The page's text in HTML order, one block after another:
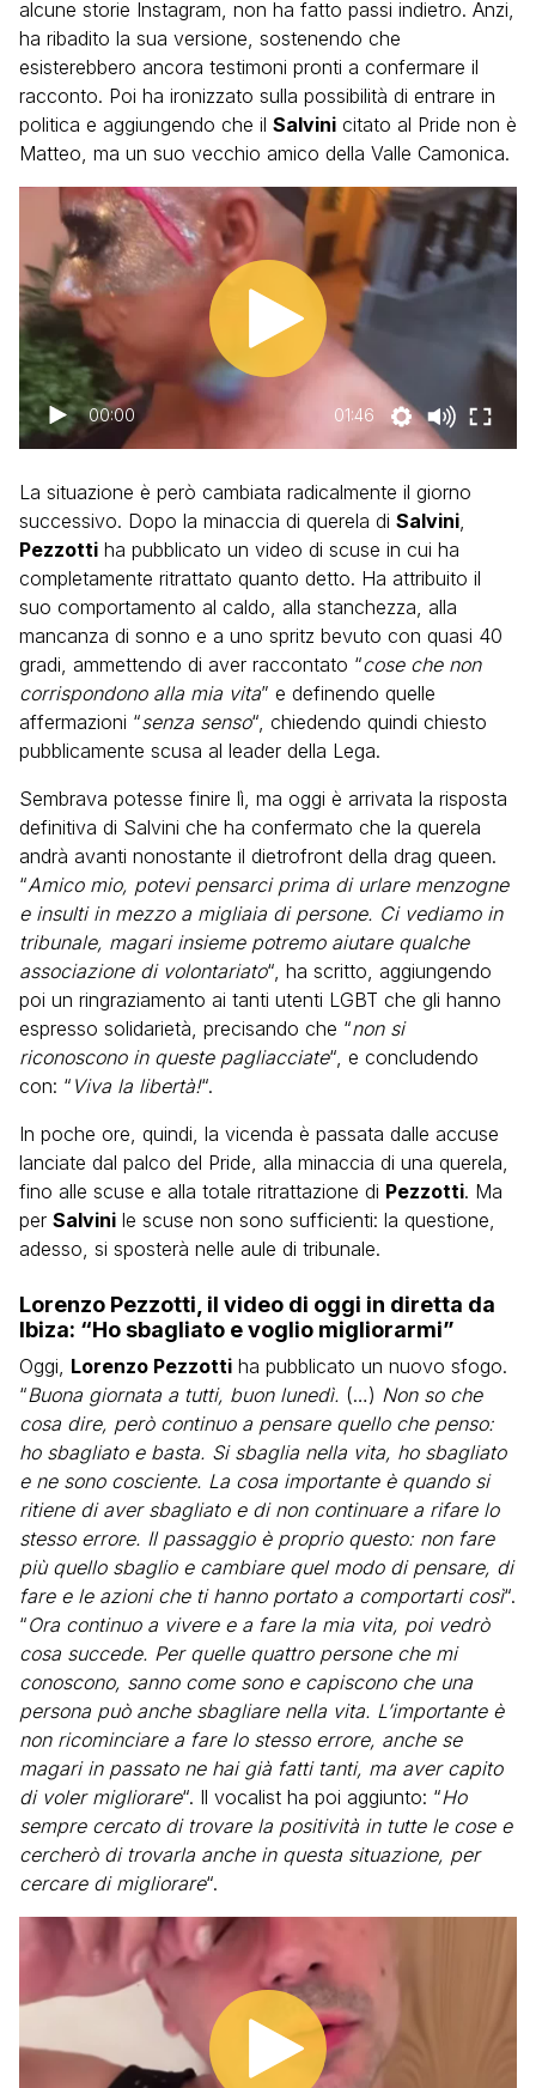
alcune storie Instagram, non ha fatto passi indietro. Anzi,
ha ribadito la sua versione, sostenendo che
esisterebbero ancora testimoni pronti a confermare il
racconto. Poi ha ironizzato sulla possibilità di entrare in
politica e aggiungendo che il Salvini citato al Pride non è
Matteo, ma un suo vecchio amico della Valle Camonica.
00:00 01:46
La situazione è però cambiata radicalmente il giorno
successivo. Dopo la minaccia di querela di Salvini,
Pezzotti ha pubblicato un video di scuse in cui ha
completamente ritrattato quanto detto. Ha attribuito il
suo comportamento al caldo, alla stanchezza, alla
mancanza di sonno e a uno spritz bevuto con quasi 40
gradi, ammettendo di aver raccontato “cose che non
corrispondono alla mia vita” e definendo quelle
affermazioni “senza senso“, chiedendo quindi chiesto
pubblicamente scusa al leader della Lega.
Sembrava potesse finire lì, ma oggi è arrivata la risposta
definitiva di Salvini che ha confermato che la querela
andrà avanti nonostante il dietrofront della drag queen.
“Amico mio, potevi pensarci prima di urlare menzogne
e insulti in mezzo a migliaia di persone. Ci vediamo in
tribunale, magari insieme potremo aiutare qualche
associazione di volontariato“, ha scritto, aggiungendo
poi un ringraziamento ai tanti utenti LGBT che gli hanno
espresso solidarietà, precisando che “non si
riconoscono in queste pagliacciate“, e concludendo
con: “ Viva la libertà!“.
In poche ore, quindi, la vicenda è passata dalle accuse
lanciate dal palco del Pride, alla minaccia di una querela,
fino alle scuse e alla totale ritrattazione di Pezzotti. Ma
per Salvini le scuse non sono sufficienti: la questione,
adesso, si sposterà nelle aule di tribunale.
Lorenzo Pezzotti, il video di oggi in diretta da
Ibiza: “Ho sbagliato e voglio migliorarmi”
Oggi, Lorenzo Pezzotti ha pubblicato un nuovo sfogo.
“Buona giornata a tutti, buon lunedì. (…) Non so che
cosa dire, però continuo a pensare quello che penso:
ho sbagliato e basta. Si sbaglia nella vita, ho sbagliato
e ne sono cosciente. La cosa importante è quando si
ritiene di aver sbagliato e di non continuare a rifare lo
stesso errore. Il passaggio è proprio questo: non fare
più quello sbaglio e cambiare quel modo di pensare, di
fare e le azioni che ti hanno portato a comportarti così“.
“Ora continuo a vivere e a fare la mia vita, poi vedrò
cosa succede. Per quelle quattro persone che mi
conoscono, sanno come sono e capiscono che una
persona può anche sbagliare nella vita. L’importante è
non ricominciare a fare lo stesso errore, anche se
magari in passato ne hai già fatti tanti, ma aver capito
di voler migliorare“. Il vocalist ha poi aggiunto: “Ho
sempre cercato di trovare la positività in tutte le cose e
cercherò di trovarla anche in questa situazione, per
cercare di migliorare“.